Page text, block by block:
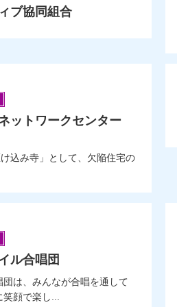
ブ協同組合
ットワークセンター
込み寺」として、欠陥住宅の
ル合唱団
は、みんなが合唱を通して
顔で楽し...